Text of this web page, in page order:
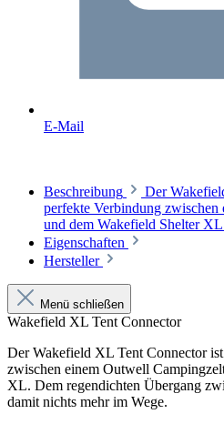
E-Mail
Beschreibung
Der
perfekte Verbindung
und dem Wakefield Shelter
Eigenschaften
Hersteller
Menü schließen
Wakefield XL Tent Connector
Der Wakefield XL Tent Connector
zwischen einem Outwell
XL. Dem regendichten Übergang
damit nichts mehr im Wege.